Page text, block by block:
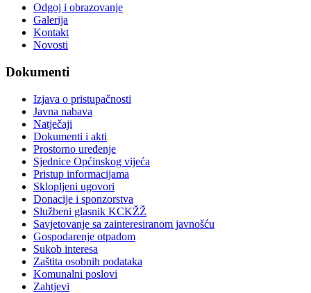
Odgoj i obrazovanje
Galerija
Kontakt
Novosti
Dokumenti
Izjava o pristupačnosti
Javna nabava
Natječaji
Dokumenti i akti
Prostorno uređenje
Sjednice Općinskog vijeća
Pristup informacijama
Sklopljeni ugovori
Donacije i sponzorstva
Službeni glasnik KCKŽŽ
Savjetovanje sa zainteresiranom javnošću
Gospodarenje otpadom
Sukob interesa
Zaštita osobnih podataka
Komunalni poslovi
Zahtjevi